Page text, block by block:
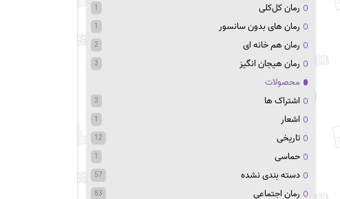
رمان کل‌کلی 1
رمان های بدون سانسور 1
رمان هم خانه ای 2
رمان هیجان انگیز 3
محصولات
اشتراک ها
3
اشعار 1
تاریخی 12
حماسی 1
دسته بندی نشده 57
رمان اجتماعی 83